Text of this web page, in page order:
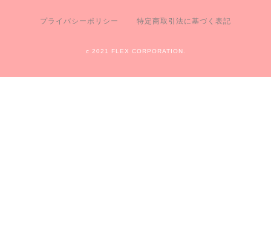
プライバシーポリシー 特定商取引法に基づく表記
c 2021 FLEX CORPORATION.